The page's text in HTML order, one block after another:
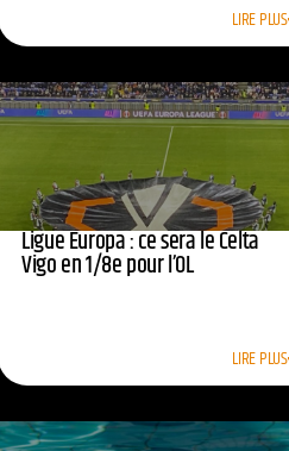
LIRE PLUS
Ligue Europa : ce sera le Celta
Vigo en 1/8e pour l’OL
LIRE PLUS